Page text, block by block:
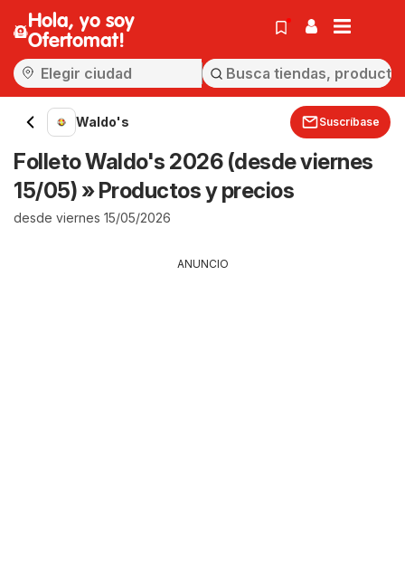
Hola, yo soy
Ofertomat!
Waldo's Suscríbase
Folleto Waldo's 2026 (desde viernes
15/05) » Productos y precios
desde viernes 15/05/2026
ANUNCIO